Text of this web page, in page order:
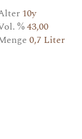
10y
%43,00
0,7 Liter